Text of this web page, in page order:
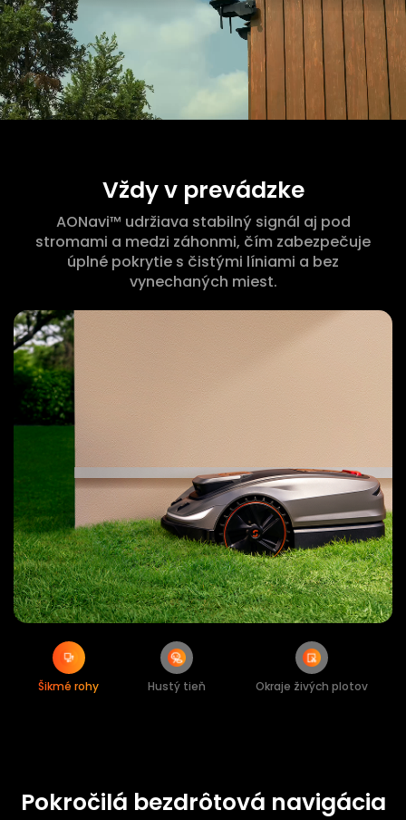
Vždy v prevádzke
AONavi™ udržiava stabilný signál aj pod
stromami a medzi záhonmi, čím zabezpečuje
úplné pokrytie s čistými líniami a bez
vynechaných miest.
Šikmé rohy Hustý tieň Okraje živých plotov
Pokročilá bezdrôtová navigácia